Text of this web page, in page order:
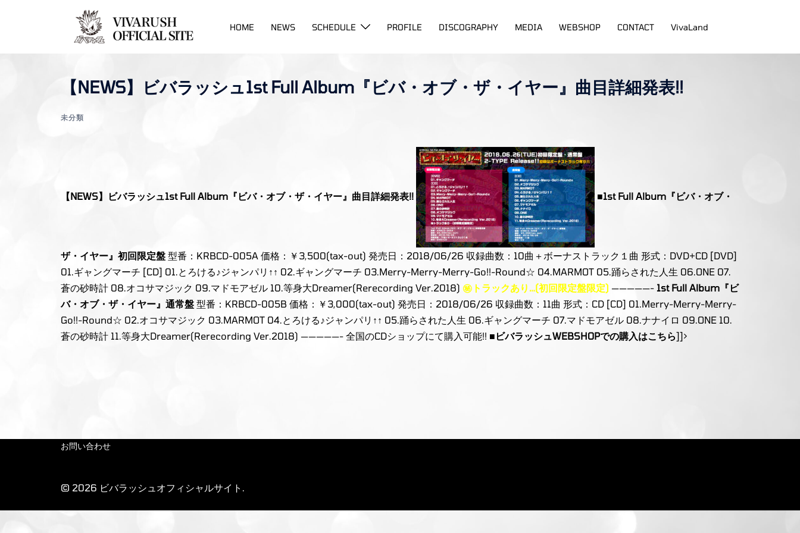
HOME NEWS SCHEDULE PROFILE DISCOGRAPHY MEDIA WEBSHOP CONTACT VivaLand
【NEWS】ビバラッシュ1st Full Album『ビバ・オブ・ザ・イヤー』曲目詳細発表!!
未分類
【NEWS】ビバラッシュ1st Full Album『ビバ・オブ・ザ・イヤー』曲目詳細発表!! ■1st Full Album『ビバ・オブ・
ザ・イヤー』初回限定盤 型番：KRBCD-005A 価格：￥3,500(tax-out) 発売日：2018/06/26 収録曲数：10曲＋ボーナストラック１曲 形式：DVD+CD [DVD]
01.ギャングマーチ [CD] 01.とろける♪ジャンパリ↑↑ 02.ギャングマーチ 03.Merry-Merry-Merry-Go!!-Round☆ 04.MARMOT 05.踊らされた人生 06.ONE 07.
蒼の砂時計 08.オコサマジック 09.マドモアゼル 10.等身大Dreamer(Rerecording Ver.2018) ㊙トラックあり…(初回限定盤限定) —————- 1st Full Album『ビ
バ・オブ・ザ・イヤー』通常盤 型番：KRBCD-005B 価格：￥3,000(tax-out) 発売日：2018/06/26 収録曲数：11曲 形式：CD [CD] 01.Merry-Merry-Merry-
Go!!-Round☆ 02.オコサマジック 03.MARMOT 04.とろける♪ジャンパリ↑↑ 05.踊らされた人生 06.ギャングマーチ 07.マドモアゼル 08.ナナイロ 09.ONE 10.
蒼の砂時計 11.等身大Dreamer(Rerecording Ver.2018) —————- 全国のCDショップにて購入可能!! ■ビバラッシュWEBSHOPでの購入はこちら]]>
お問い合わせ
© 2026 ビバラッシュオフィシャルサイト.